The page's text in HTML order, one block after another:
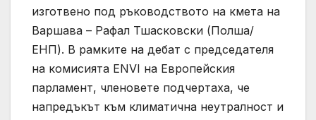
изготвено под ръководството на кмета на
Варшава – Рафал Тшасковски (Полша/
ЕНП). В рамките на дебат с председателя
на комисията ENVI на Европейския
парламент, членовете подчертаха, че
напредъкът към климатична неутралност и